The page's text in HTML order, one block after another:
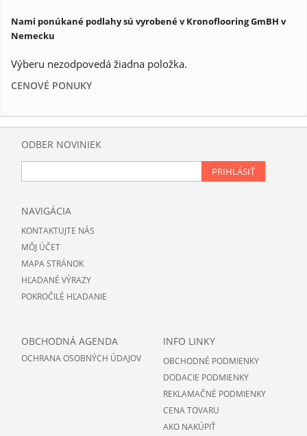
Nami ponúkané podlahy sú vyrobené v Kronoflooring GmBH v
Nemecku
Výberu nezodpovedá žiadna položka.
CENOVÉ PONUKY
ODBER NOVINIEK
PRIHLÁSIŤ
NAVIGÁCIA
KONTAKTUJTE NÁS
MÔJ ÚČET
MAPA STRÁNOK
HĽADANÉ VÝRAZY
POKROČILÉ HĽADANIE
OBCHODNÁ AGENDA
OCHRANA OSOBNÝCH ÚDAJOV
INFO LINKY
OBCHODNÉ PODMIENKY
DODACIE PODMIENKY
REKLAMAČNÉ PODMIENKY
CENA TOVARU
AKO NAKÚPIŤ